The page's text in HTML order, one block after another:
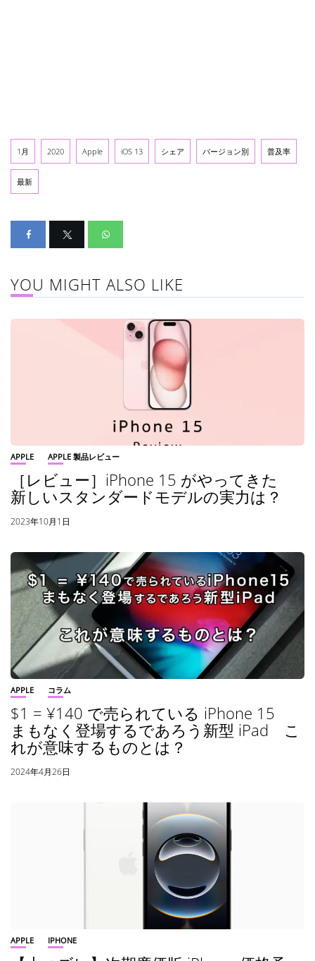
1月 2020 Apple iOS 13 シェア バージョン別 普及率
最新
YOU MIGHT ALSO LIKE
APPLE APPLE 製品レビュー
［レビュー］iPhone 15 がやってきた
新しいスタンダードモデルの実力は？
2023年10月1日
APPLE コラム
$1 = ¥140 で売られている iPhone 15
まもなく登場するであろう新型 iPad こ
れが意味するものとは？
2024年4月26日
APPLE IPHONE